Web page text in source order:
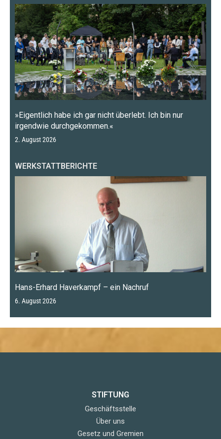
»Eigentlich habe ich gar nicht überlebt. Ich bin nur
irgendwie durchgekommen.«
2. August 2026
WERKSTATTBERICHTE
Hans-Erhard Haverkampf – ein Nachruf
6. August 2026
STIFTUNG
Geschäftsstelle
Über uns
Gesetz und Gremien